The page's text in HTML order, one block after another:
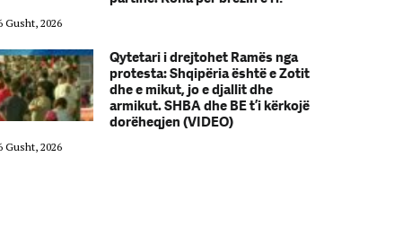
Gusht, 2026
Qytetari i drejtohet Ramës nga
protesta: Shqipëria është e Zotit
dhe e mikut, jo e djallit dhe
armikut. SHBA dhe BE t’i kërkojë
dorëheqjen (VIDEO)
Gusht, 2026